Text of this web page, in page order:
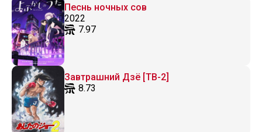
Песнь ночных сов
2022
7.97
Завтрашний Дзё [ТВ-2]
8.73